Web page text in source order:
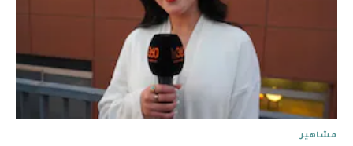
مشاهير